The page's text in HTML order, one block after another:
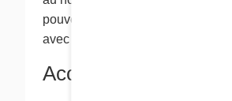
pouvez nous en informer en
avec nous à l’adresse
Accès